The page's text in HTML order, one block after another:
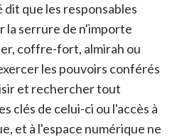
que les responsables
la serrure de n'importe
coffre-fort, almirah ou
les pouvoirs conférés
et rechercher tout
clés de celui-ci ou l'accès à
et à l'espace numérique ne